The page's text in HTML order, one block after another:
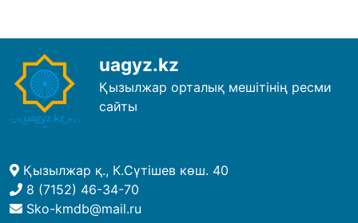
uagyz.kz
Қызылжар орталық мешітінің ресми
сайты
Қызылжар қ., К.Сүтішев көш. 40
8 (7152) 46-34-70
Sko-kmdb@mail.ru